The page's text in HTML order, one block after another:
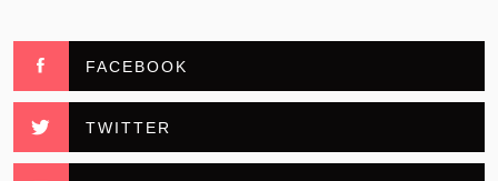
FACEBOOK
TWITTER